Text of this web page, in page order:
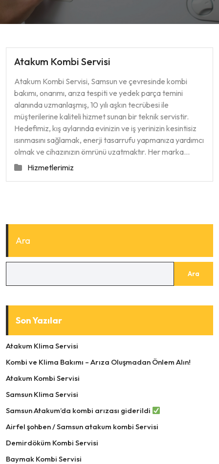
Atakum Kombi Servisi
Atakum Kombi Servisi, Samsun ve çevresinde kombi
bakımı, onarımı, arıza tespiti ve yedek parça temini
alanında uzmanlaşmış, 10 yılı aşkın tecrübesi ile
müşterilerine kaliteli hizmet sunan bir teknik servistir.
Hedefimiz, kış aylarında evinizin ve iş yerinizin kesintisiz
ısınmasını sağlamak, enerji tasarrufu yapmanıza yardımcı
olmak ve cihazınızın ömrünü uzatmaktır. Her marka…
Hizmetlerimiz
Ara
Ara
Son Yazılar
Atakum Klima Servisi
Kombi ve Klima Bakımı – Arıza Oluşmadan Önlem Alın!
Atakum Kombi Servisi
Samsun Klima Servisi
Samsun Atakum’da kombi arızası giderildi
Airfel şohben / Samsun atakum kombi Servisi
Demirdöküm Kombi Servisi
Baymak Kombi Servisi